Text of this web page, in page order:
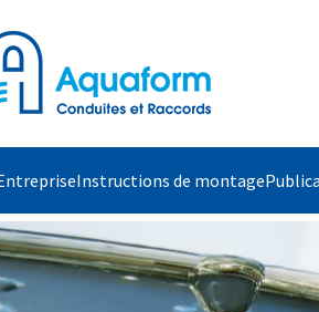
Instructions de montage